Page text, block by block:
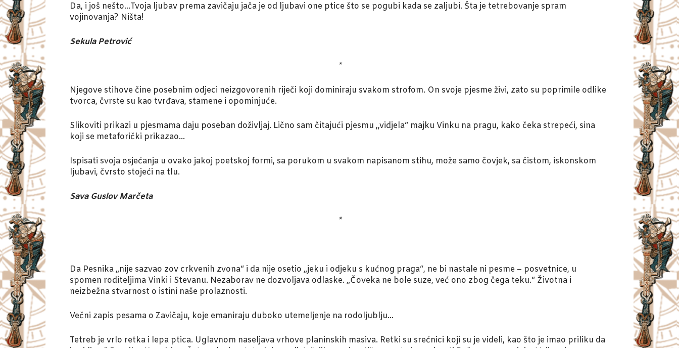
Da, i još nešto…Tvoja ljubav prema zavičaju jača je od ljubavi one ptice što se pogubi kada se zaljubi. Šta je tetrebovanje spram
vojinovanja? Ništa!
Sekula Petrović
*
Njegove stihove čine posebnim odjeci neizgovorenih riječi koji dominiraju svakom strofom. On svoje pjesme živi, zato su poprimile odlike
tvorca, čvrste su kao tvrđava, stamene i opominjuće.
Slikoviti prikazi u pjesmama daju poseban doživljaj. Lično sam čitajući pjesmu ,,vidjela“ majku Vinku na pragu, kako čeka strepeći, sina
koji se metaforički prikazao…
Ispisati svoja osjećanja u ovako jakoj poetskoj formi, sa porukom u svakom napisanom stihu, može samo čovjek, sa čistom, iskonskom
ljubavi, čvrsto stojeći na tlu.
Sava Guslov Marčeta
*
Da Pesnika „nije sazvao zov crkvenih zvona“ i da nije osetio „jeku i odjeku s kućnog praga“, ne bi nastale ni pesme – posvetnice, u
spomen roditeljima Vinki i Stevanu. Nezaborav ne dozvoljava odlaske. „Čoveka ne bole suze, već ono zbog čega teku.“ Životna i
neizbežna stvarnost o istini naše prolaznosti.
Večni zapis pesama o Zavičaju, koje emaniraju duboko utemeljenje na rodoljublju…
Tetreb je vrlo retka i lepa ptica. Uglavnom naseljava vrhove planinskih masiva. Retki su srećnici koji su je videli, kao što je imao priliku da